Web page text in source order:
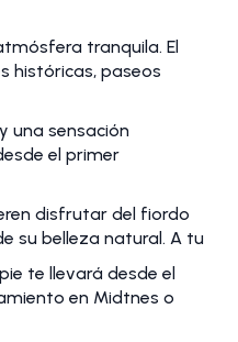
tranquila. El
históricas, paseos
una sensación
el primer
disfrutar del fiordo
su belleza natural. A tu
te llevará desde el
en Midtnes o